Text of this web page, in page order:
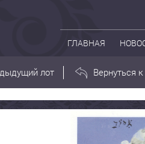
ГЛАВНАЯ
лот Вернуться